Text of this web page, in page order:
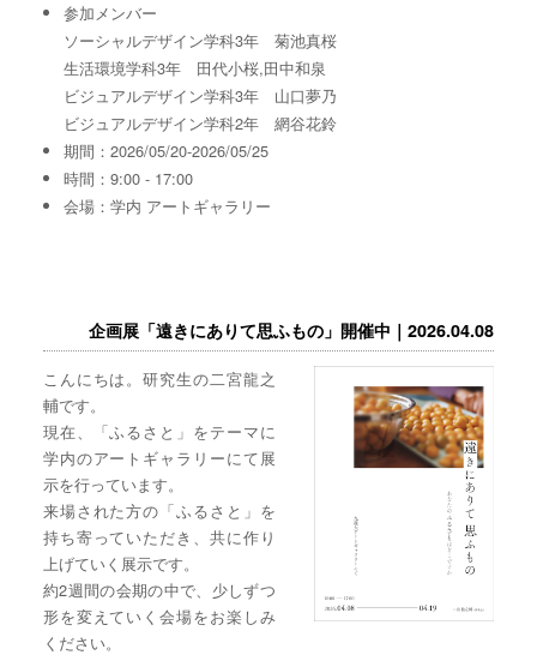
参加メンバー
ソーシャルデザイン学科3年 菊池真桜
生活環境学科3年 田代小桜,田中和泉
ビジュアルデザイン学科3年 山口夢乃
ビジュアルデザイン学科2年 網谷花鈴
期間：2026/05/20-2026/05/25
時間：9:00 - 17:00
会場：学内 アートギャラリー
企画展「遠きにありて思ふもの」開催中｜2026.04.08
こんにちは。研究生の二宮龍之
輔です。
現在、「ふるさと」をテーマに
学内のアートギャラリーにて展
示を行っています。
来場された方の「ふるさと」を
持ち寄っていただき、共に作り
上げていく展示です。
約2週間の会期の中で、少しずつ
形を変えていく会場をお楽しみ
ください。